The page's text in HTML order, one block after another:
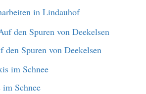
in Lindauhof
Spuren von Deekelsen
Schnee